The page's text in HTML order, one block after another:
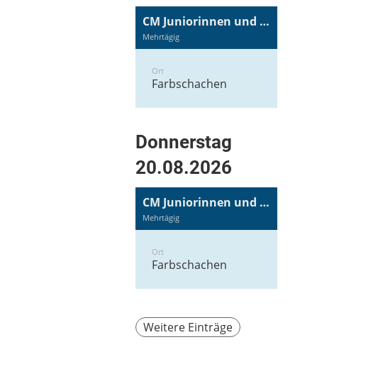
CM Juniorinnen und Junioren
Mehrtägig
Ort
Farbschachen
Donnerstag
20.08.2026
CM Juniorinnen und Junioren
Mehrtägig
Ort
Farbschachen
Weitere Einträge